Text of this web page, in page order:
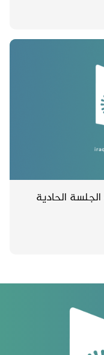
– الجلسة الحادية